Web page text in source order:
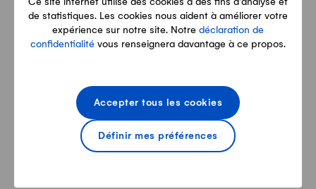
de statistiques. Les cookies nous aident à améliorer votre
expérience sur notre site. Notre déclaration de
confidentialité vous renseignera davantage à ce propos.
Définir mes préférences
Accepter tous les cookies
familie.aufdermauer.burgholz@bluewin.ch
www.burgholz.ch/